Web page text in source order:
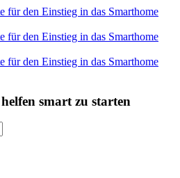
smart zu starten